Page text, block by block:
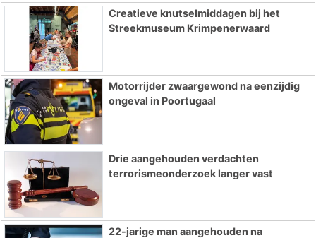
Creatieve knutselmiddagen bij het
Streekmuseum Krimpenerwaard
Motorrijder zwaargewond na eenzijdig
ongeval in Poortugaal
Drie aangehouden verdachten
terrorismeonderzoek langer vast
22-jarige man aangehouden na